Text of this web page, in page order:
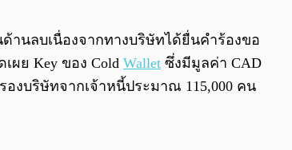
านลบเนื่องจากทางบริษัทได้ยื่นคำร้องขอ
ผย Key ของ Cold Wallet ซึ่งมีมูลค่า CAD
องบริษัทจากเจ้าหนี้ประมาณ 115,000 คน